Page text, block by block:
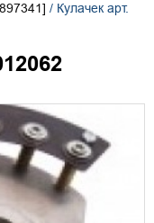
/ Кулачек арт.